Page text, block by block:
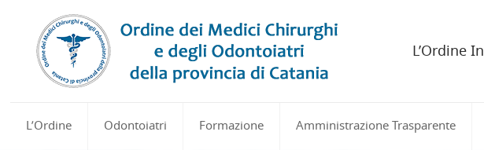
L’Ordine Odontoiatri Formazione Amministrazione Trasparente
L’Ordine